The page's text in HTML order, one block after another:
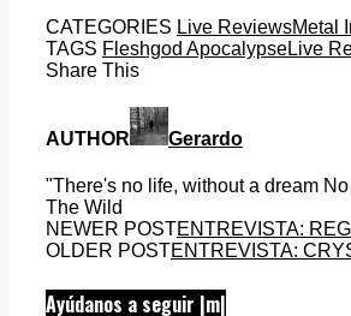
CATEGORIES Live ReviewsMetal
TAGS Fleshgod ApocalypseLive
Share This
AUTHOR Gerardo
"There's no life, without a dream
The Wild
NEWER POSTENTREVISTA:
OLDER POSTENTREVISTA:
Ayúdanos a seguir |m|